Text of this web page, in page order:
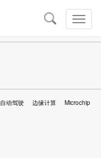
切
换
导
导
航
自动驾驶 边缘计算 Microchip